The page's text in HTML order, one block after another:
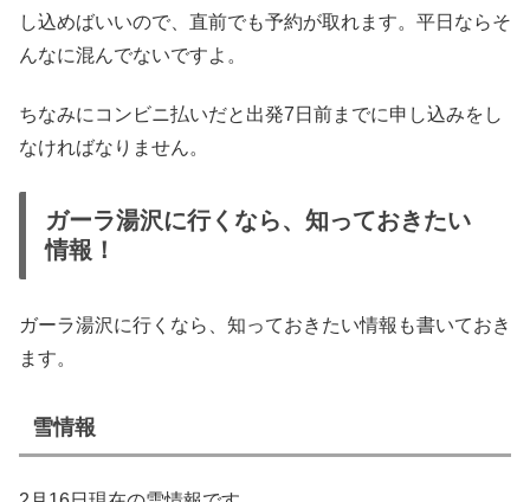
し込めばいいので、直前でも予約が取れます。平日ならそ
んなに混んでないですよ。
ちなみにコンビニ払いだと出発7日前までに申し込みをし
なければなりません。
ガーラ湯沢に行くなら、知っておきたい
情報！
ガーラ湯沢に行くなら、知っておきたい情報も書いておき
ます。
雪情報